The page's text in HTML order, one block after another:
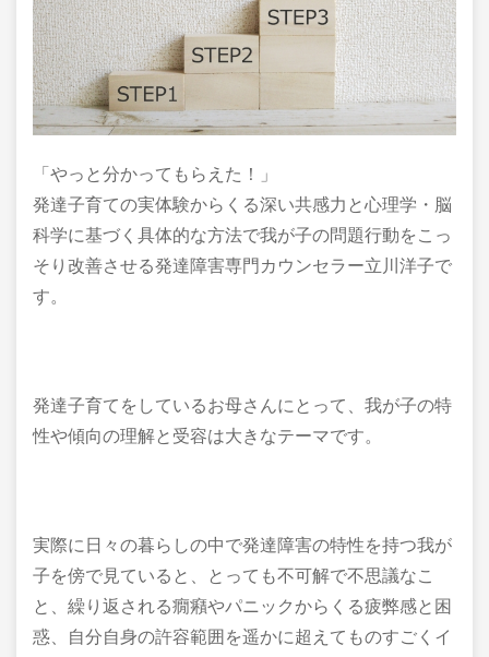
「やっと分かってもらえた！」
発達子育ての実体験からくる深い共感力と心理学・脳
科学に基づく具体的な方法で我が子の問題行動をこっ
そり改善させる発達障害専門カウンセラー立川洋子で
す。
発達子育てをしているお母さんにとって、我が子の特
性や傾向の理解と受容は大きなテーマです。
実際に日々の暮らしの中で発達障害の特性を持つ我が
子を傍で見ていると、とっても不可解で不思議なこ
と、繰り返される癇癪やパニックからくる疲弊感と困
惑、自分自身の許容範囲を遥かに超えてものすごくイ